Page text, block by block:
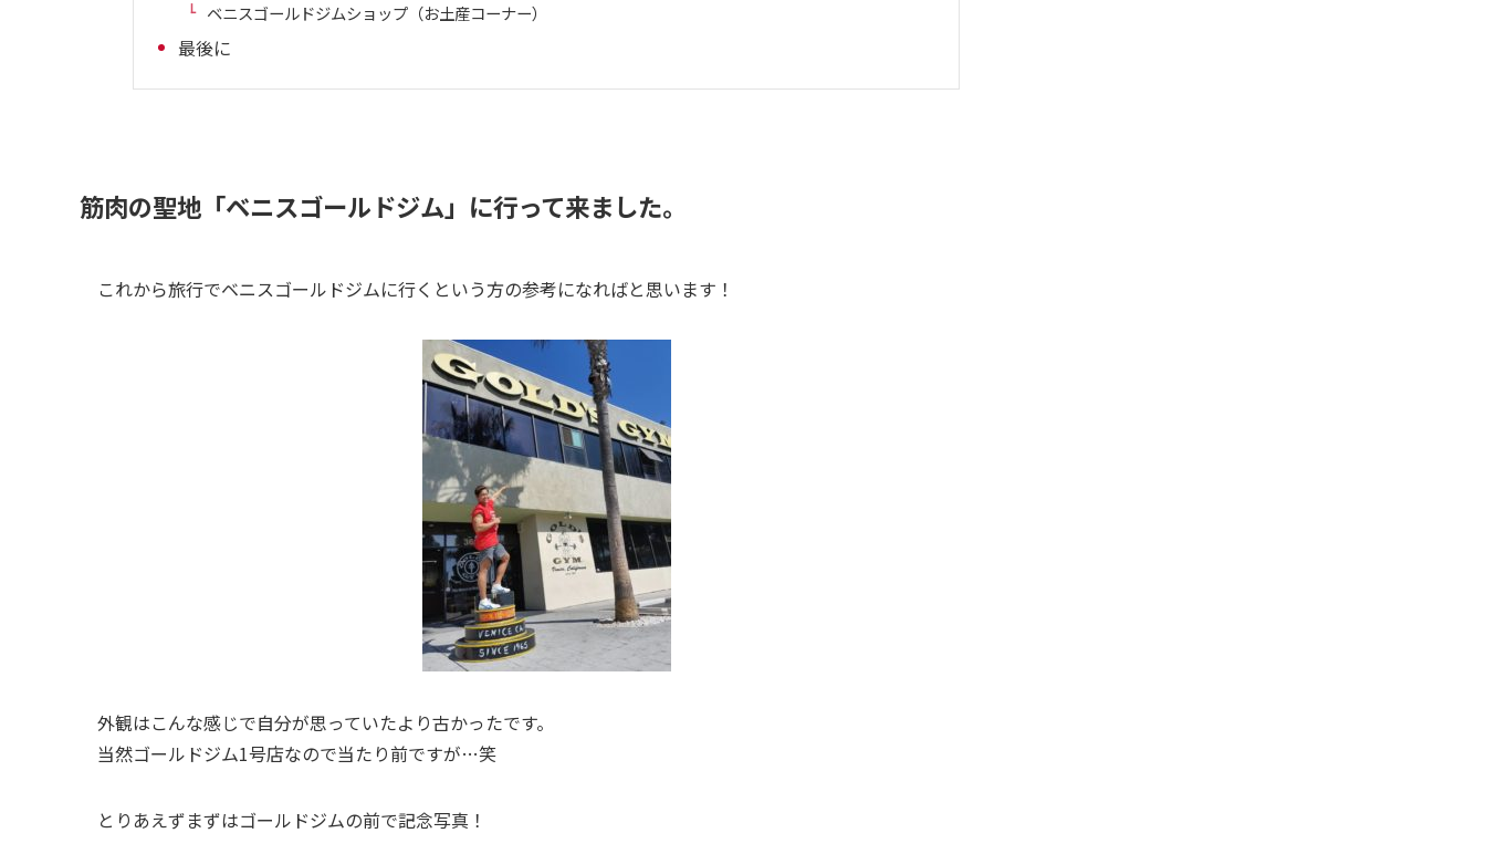
ベニスゴールドジムショップ（お土産コーナー）
最後に
筋肉の聖地「ベニスゴールドジム」に行って来ました。
これから旅行でベニスゴールドジムに行くという方の参考になればと思います！
外観はこんな感じで自分が思っていたより古かったです。
当然ゴールドジム1号店なので当たり前ですが…笑
とりあえずまずはゴールドジムの前で記念写真！